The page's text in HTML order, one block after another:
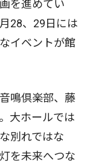
を進めてい
28、29日には
イベントが館
鳴倶楽部、藤
大ホールでは
別れではな
を未来へつな